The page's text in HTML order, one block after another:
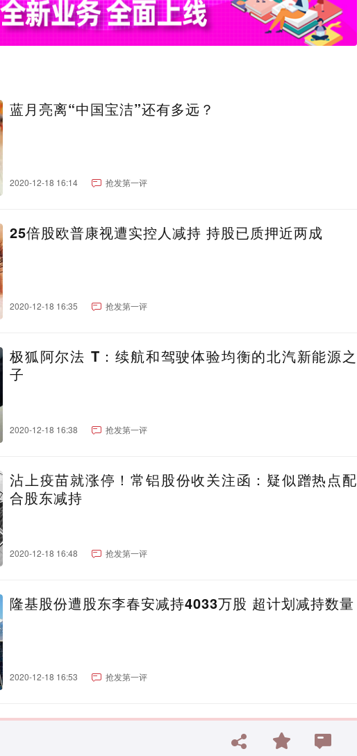
蓝月亮离“中国宝洁”还有多远？
2020-12-18 16:14 抢发第一评
25倍股欧普康视遭实控人减持 持股已质押近两成
2020-12-18 16:35 抢发第一评
极狐阿尔法 T：续航和驾驶体验均衡的北汽新能源之
子
2020-12-18 16:38 抢发第一评
沾上疫苗就涨停！常铝股份收关注函：疑似蹭热点配
合股东减持
2020-12-18 16:48 抢发第一评
隆基股份遭股东李春安减持4033万股 超计划减持数量
2020-12-18 16:53 抢发第一评